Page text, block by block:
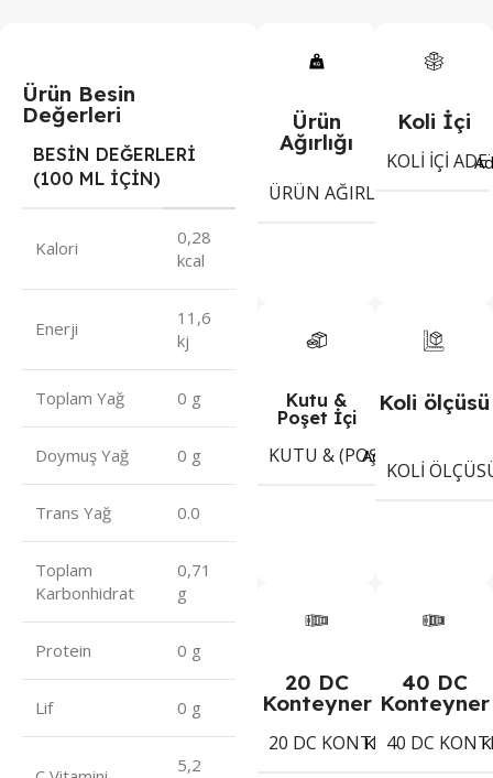
Ürün Besin
Değerleri
BESİN DEĞERLERİ
(100 ML İÇİN)
Kalori
0,28
kcal
Enerji
11,6
kj
Toplam Yağ 0 g
Doymuş Yağ 0 g
Trans Yağ 0.0
Toplam
Karbonhidrat
0,71
g
Protein 0 g
Lif 0 g
5,2
Ürün
Ağırlığı
ÜRÜN AĞIRLIĞI
Koli İçi
KOLI İÇI
Kutu &
Poşet İçi
KUTU & (POŞET) İÇI ADET
Adet
Koli ölçüsü
KOLI
20 DC
Konteyner
20 DC KONTEYNER 1402
Koli
40 DC
Konteyner
40 DC